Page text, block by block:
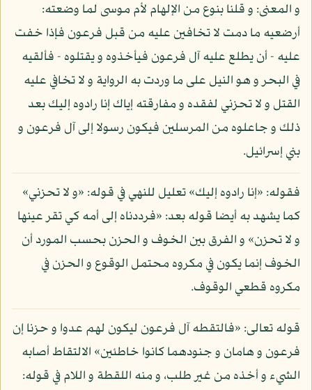
و المعنى: و قلنا بنوع من الإلهام لأم موسى لما وضعته:
أرضعيه ما دمت لا تخافين عليه من قبل فرعون فإذا خفت
عليه - أن يطلع عليه آل فرعون فيأخذوه و يقتلوه - فألقيه
في البحر و هو النيل على ما وردت به الرواية و لا تخافي عليه
القتل و لا تحزني لفقده و مفارقته إياك إنا رادوه إليك بعد
ذلك و جاعلوه من المرسلين فيكون رسولا إلى آل فرعون و
بني إسرائيل.
فقوله: «إنا رادوه إليك» تعليل للنهي في قوله: «و لا تحزني»
كما يشهد به أيضا قوله بعد: «فرددناه إلى أمه كي تقر عينها
و لا تحزن» و الفرق بين الخوف و الحزن بحسب المورد أن
الخوف إنما يكون في مكروه محتمل الوقوع و الحزن في
مكروه قطعي الوقوف.
قوله تعالى: «فالتقطه آل فرعون ليكون لهم عدوا و حزنا إن
فرعون و هامان و جنودهما كانوا خاطئين» الالتقاط أصابه
الشيء و أخذه من غير طلب، و منه اللقطة و اللام في قوله: